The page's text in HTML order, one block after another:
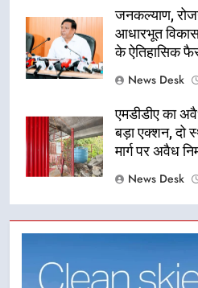
जनकल्याण,
आधारभूत
के ऐतिहासिक
News Desk
एमडीडीए का
बड़ा एक्शन, दो
मार्ग पर अवैध
News Desk